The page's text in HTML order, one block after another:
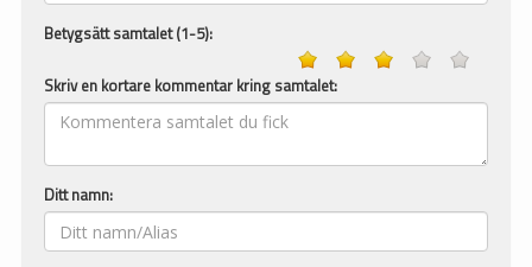
Betygsätt samtalet (1-5):
Skriv en kortare kommentar kring samtalet:
Ditt namn: